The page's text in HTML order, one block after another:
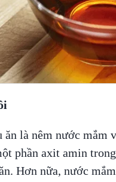
là nêm nước mắm
phần axit amin
Hơn nữa, nước